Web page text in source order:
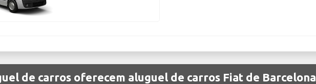
de carros oferecem aluguel de carros Fiat de Barcelona